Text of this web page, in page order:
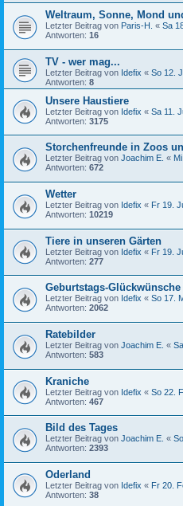
Weltraum, Sonne, Mond
Letzter Beitrag von Paris-H. « Sa
Antworten: 16
TV - wer mag...
Letzter Beitrag von Idefix « So 12.
Antworten: 8
Unsere Haustiere
Letzter Beitrag von Idefix « Sa 11.
Antworten: 3175
Storchenfreunde in Zoos
Letzter Beitrag von Joachim E. «
Antworten: 672
Wetter
Letzter Beitrag von Idefix « Fr 19.
Antworten: 10219
Tiere in unseren Gärten
Letzter Beitrag von Idefix « Fr 19.
Antworten: 277
Geburtstags-Glückwünsche
Letzter Beitrag von Idefix « So 17.
Antworten: 2062
Ratebilder
Letzter Beitrag von Joachim E. «
Antworten: 583
Kraniche
Letzter Beitrag von Idefix « So 22.
Antworten: 467
Bild des Tages
Letzter Beitrag von Joachim E. «
Antworten: 2393
Oderland
Letzter Beitrag von Idefix « Fr 20.
Antworten: 38